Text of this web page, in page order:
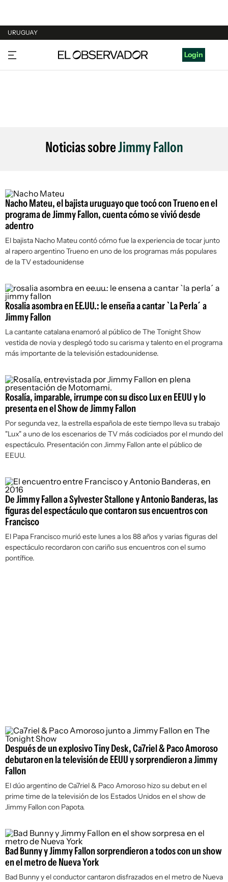
URUGUAY
URUGUAY
ARGENTINA
Login
Noticias sobreJimmy Fallon
Nacho Mateu, el bajista uruguayo que tocó con Trueno en el
programa de Jimmy Fallon, cuenta cómo se vivió desde
adentro
El bajista Nacho Mateu contó cómo fue la experiencia de tocar junto
al rapero argentino Trueno en uno de los programas más populares
de la TV estadounidense
Rosalia asombra en EE.UU.: le enseña a cantar `La Perla´ a
Jimmy Fallon
La cantante catalana enamoró al público deThe Tonight Show
vestida de novia y desplegó todo su carisma y talento en el programa
más importante de la televisión estadounidense.
Rosalía, imparable, irrumpe con su disco Lux en EEUU y lo
presenta en el Show de Jimmy Fallon
Por segunda vez, la estrella española de este tiempo lleva su trabajo
"Lux" a uno de los escenarios de TV más codiciados por el mundo del
espectáculo. Presentación con Jimmy Fallon ante el público de
EEUU.
De Jimmy Fallon a Sylvester Stallone y Antonio Banderas, las
figuras del espectáculo que contaron sus encuentros con
Francisco
El Papa Francisco murió este lunes a los 88 años y varias figuras del
espectáculo recordaron con cariño sus encuentros con el sumo
pontífice.
Después de un explosivo Tiny Desk, Ca7riel & Paco Amoroso
debutaron en la televisión de EEUU y sorprendieron a Jimmy
Fallon
El dúo argentino de Ca7riel & Paco Amoroso hizo su debut en el
prime time de la televisión de los Estados Unidos en el show de
Jimmy Fallon con Papota.
Bad Bunny y Jimmy Fallon sorprendieron a todos con un show
en el metro de Nueva York
Bad Bunny y el conductor cantaron disfrazados en el metro de Nueva